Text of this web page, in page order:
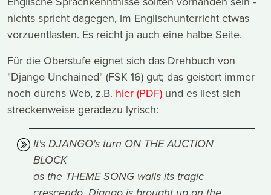
nichts spricht dagegen, im Englischunterricht etwas
vorzuentlasten. Es reicht ja auch eine halbe Seite.
Für die Oberstufe eignet sich das Drehbuch von
"Django Unchained" (FSK 16) gut; das geistert immer
noch durchs Web, z.B. hier (PDF) und es liest sich
streckenweise geradezu lyrisch:
It's DJANGO's turn ON THE AUCTION
BLOCK
as the THEME SONG wails its tragic